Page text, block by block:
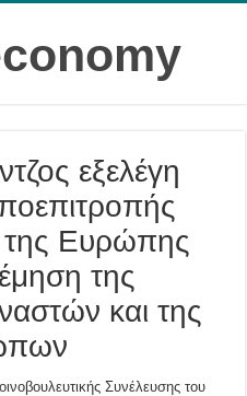
εξελέγη
της Ευρώπης
της
και της
Συνέλευσης του